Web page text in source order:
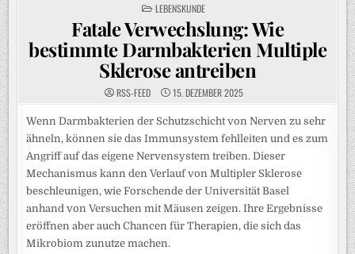
POSTED
IN
LEBENSKUNDE
Fatale Verwechslung: Wie
bestimmte Darmbakterien Multiple
Sklerose antreiben
RSS-FEED 15. DEZEMBER 2025
Wenn Darmbakterien der Schutzschicht von Nerven zu sehr
ähneln, können sie das Immunsystem fehlleiten und es zum
Angriff auf das eigene Nervensystem treiben. Dieser
Mechanismus kann den Verlauf von Multipler Sklerose
beschleunigen, wie Forschende der Universität Basel
anhand von Versuchen mit Mäusen zeigen. Ihre Ergebnisse
eröffnen aber auch Chancen für Therapien, die sich das
Mikrobiom zunutze machen.